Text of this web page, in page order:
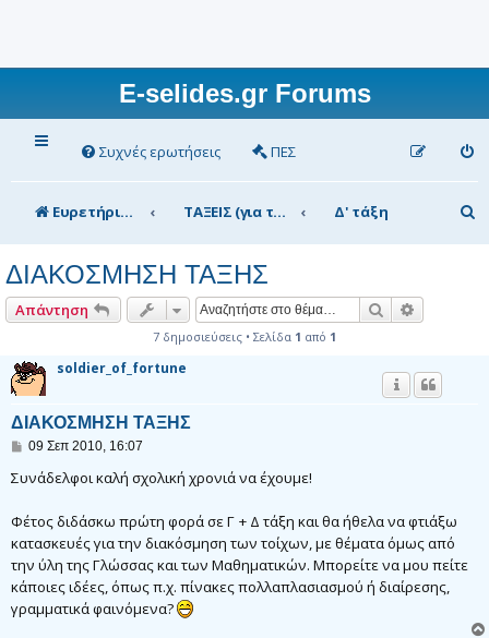
E-selides.gr Forums
Συχνές ερωτήσεις ΠΕΣ
Ευρετήριο Δ. Συζήτησης ΤΑΞΕΙΣ (για τα μέλη) Δ' τάξη
ν
ΔΙΑΚΟΣΜΗΣΗ ΤΑΞΗΣ
Απάντηση Αναζήτηση
7 δημοσιεύσεις • Σελίδα 1 από 1
soldier_of_fortune
ΔΙΑΚΟΣΜΗΣΗ ΤΑΞΗΣ
Δ
μ
ί
υ
σ
η
09 Σεπ 2010, 16:07
Συνάδελφοι καλή σχολική χρονιά να έχουμε!
Φέτος διδάσκω πρώτη φορά σε Γ + Δ τάξη και θα ήθελα να φτιάξω
κατασκευές για την διακόσμηση των τοίχων, με θέματα όμως από
την ύλη της Γλώσσας και των Μαθηματικών. Μπορείτε να μου πείτε
κάποιες ιδέες, όπως π.χ. πίνακες πολλαπλασιασμού ή διαίρεσης,
γραμματικά φαινόμενα?